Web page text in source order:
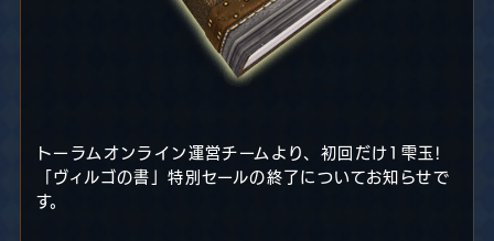
トーラムオンライン運営チームより、初回だけ1雫玉!
「ヴィルゴの書」特別セールの終了についてお知らせで
す。